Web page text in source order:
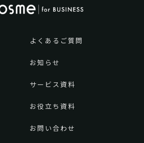
よくあるご質問
お知らせ
サービス資料
お役立ち資料
お問い合わせ